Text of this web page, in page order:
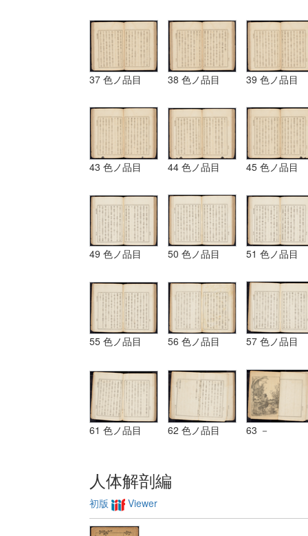
37 色ノ品目 38 色ノ品目 39 色ノ品目
43 色ノ品目 44 色ノ品目 45 色ノ品目
49 色ノ品目 50 色ノ品目 51 色ノ品目
55 色ノ品目 56 色ノ品目 57 色ノ品目
61 色ノ品目 62 色ノ品目 63 －
人体解剖編
初版 Viewer